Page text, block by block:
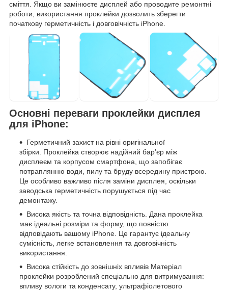
сміття. Якщо ви замінюєте дисплей або проводите ремонтні
роботи, використання проклейки дозволить зберегти
початкову герметичність і довговічність iPhone.
Основні переваги проклейки дисплея
для iPhone:
Герметичний захист на рівні оригінальної
збірки. Проклейка створює надійний бар’єр між
дисплеєм та корпусом смартфона, що запобігає
потраплянню води, пилу та бруду всередину пристрою.
Це особливо важливо після заміни дисплея, оскільки
заводська герметичність порушується під час
демонтажу.
Висока якість та точна відповідність. Дана проклейка
має ідеальні розміри та форму, що повністю
відповідають вашому iPhone. Це гарантує ідеальну
сумісність, легке встановлення та довговічність
використання.
Висока стійкість до зовнішніх впливів Матеріал
проклейки розроблений спеціально для витримування:
впливу вологи та конденсату, ультрафіолетового